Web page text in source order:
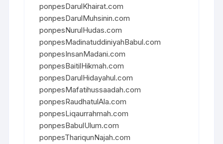
ponpesDarulKhairat.com
ponpesDarulMuhsinin.com
ponpesNurulHudas.com
ponpesMadinatuddiniyahBabul.com
ponpesInsanMadani.com
ponpesBaitilHikmah.com
ponpesDarulHidayahul.com
ponpesMafatihussaadah.com
ponpesRaudhatulAla.com
ponpesLiqaurrahmah.com
ponpesBabulUlum.com
ponpesThariqunNajah.com